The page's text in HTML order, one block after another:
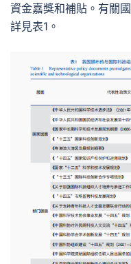
資金嘉獎和補貼。有關
詳見表1。